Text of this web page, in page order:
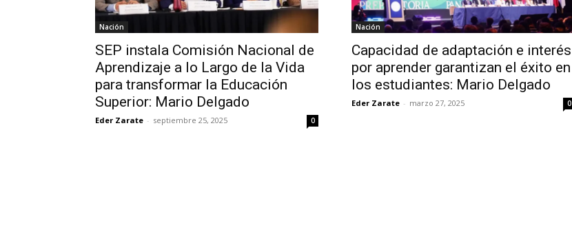
Nación
SEP instala Comisión Nacional de
Aprendizaje a lo Largo de la Vida
para transformar la Educación
Superior: Mario Delgado
Eder Zarate - septiembre 25, 2025 0
Nación
Capacidad de adaptación e interés
por aprender garantizan el éxito en
los estudiantes: Mario Delgado
Eder Zarate - marzo 27, 2025 0